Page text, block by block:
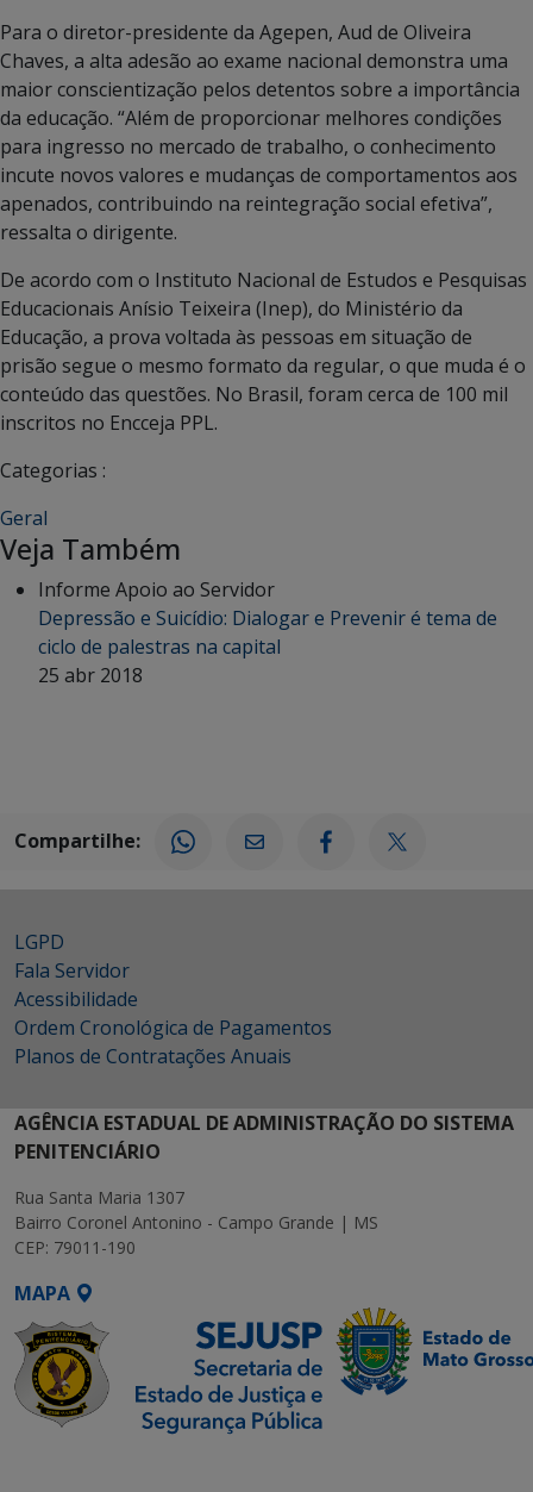
Para o diretor-presidente da Agepen, Aud de Oliveira
Chaves, a alta adesão ao exame nacional demonstra uma
maior conscientização pelos detentos sobre a importância
da educação. “Além de proporcionar melhores condições
para ingresso no mercado de trabalho, o conhecimento
incute novos valores e mudanças de comportamentos aos
apenados, contribuindo na reintegração social efetiva”,
ressalta o dirigente.
De acordo com o Instituto Nacional de Estudos e Pesquisas
Educacionais Anísio Teixeira (Inep), do Ministério da
Educação, a prova voltada às pessoas em situação de
prisão segue o mesmo formato da regular, o que muda é o
conteúdo das questões. No Brasil, foram cerca de 100 mil
inscritos no Encceja PPL.
Categorias :
Geral
Veja Também
Informe Apoio ao Servidor
Depressão e Suicídio: Dialogar e Prevenir é tema de
ciclo de palestras na capital
25 abr 2018
Compartilhe:
LGPD
Fala Servidor
Acessibilidade
Ordem Cronológica de Pagamentos
Planos de Contratações Anuais
AGÊNCIA ESTADUAL DE ADMINISTRAÇÃO DO SISTEMA
PENITENCIÁRIO
Rua Santa Maria 1307
Bairro Coronel Antonino - Campo Grande | MS
CEP: 79011-190
MAPA